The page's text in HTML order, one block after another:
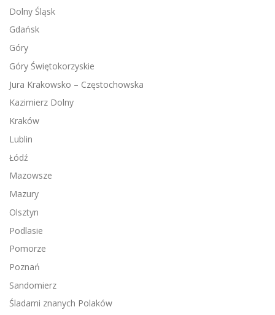
Dolny Śląsk
Gdańsk
Góry
Góry Świętokorzyskie
Jura Krakowsko – Częstochowska
Kazimierz Dolny
Kraków
Lublin
Łódź
Mazowsze
Mazury
Olsztyn
Podlasie
Pomorze
Poznań
Sandomierz
Śladami znanych Polaków